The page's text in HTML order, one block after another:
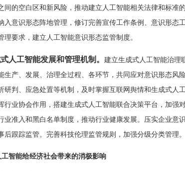
间的空白区和新风险，推动建立人工智能相关法律和标准
入意识形态阵地管理，修订完善宣传工作条例、意识形态
要求，建立人工智能意识形态监管制度。
人工智能发展和管理机制。建立生成式人工智能治理
生产、发展、治理全过程、各环节，共同应对意识形态风
研判、应急处置等机制，及时掌握互联网舆情和生成式人
行业协会作用，搭建生成式人工智能联合决策平台，加强
业准入和黑白名单制度，推动行业健康发展。压实企业意
跟踪监管。完善科技伦理监管规则，加强分级分类管理。
智能给经济社会带来的消极影响